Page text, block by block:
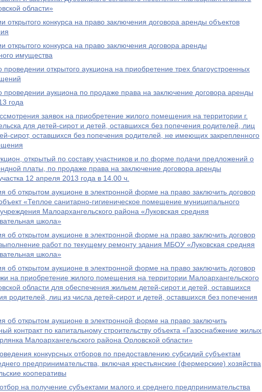
области»
открытого конкурса на право заключения договора аренды объектов
открытого конкурса на право заключения договора аренды
имущества
открытого аукциона на приобретение трех благоустроенных
проведении аукциона по продаже права на заключение договора аренды
года
заявок на приобретение жилого помещения на территории г.
для детей-сирот и детей, оставшихся без попечения родителей, лиц
сирот, оставшихся без попечения родителей, не имеющих закрепленного
открытый по составу участников и по форме подачи предложений о
платы, по продаже права на заключение договора аренды
12 апреля 2013 года в 14.00 ч.
об открытом аукционе в электронной форме на право заключить договор
«Теплое санитарно-гигиеническое помещение муниципального
Малоархангельского района «Луковская средняя
школа»
об открытом аукционе в электронной форме на право заключить договор
работ по текущему ремонту здания МБОУ «Луковская средняя
школа»
об открытом аукционе в электронной форме на право заключить договор
на приобретение жилого помещения на территории Малоархангельского
области для обеспечения жильем детей-сирот и детей, оставшихся
родителей, лиц из числа детей-сирот и детей, оставшихся без попечения
об открытом аукционе в электронной форме на право заключить
контракт по капитальному строительству объекта «Газоснабжение жилых
Малоархангельского района Орловской области»
конкурсных отборов по предоставлению субсидий субъектам
предпринимательства, включая крестьянские (фермерские) хозяйства
кооперативы
на получение субъектами малого и среднего предпринимательства